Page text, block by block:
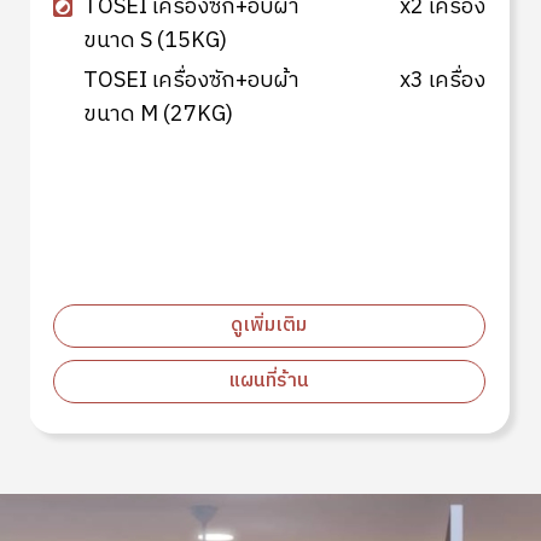
TOSEI เครื่องซัก+อบผ้า
ขนาด S (15KG)
x2 เครื่อง
TOSEI เครื่องซัก+อบผ้า
ขนาด M (27KG)
x3 เครื่อง
ดูเพิ่มเติม
แผนที่ร้าน